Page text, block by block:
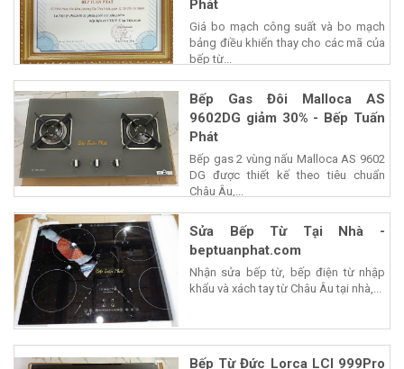
Phát
Giá bo mạch công suất và bo mạch
bảng điều khiển thay cho các mã của
bếp từ...
Bếp Gas Đôi Malloca AS
9602DG giảm 30% - Bếp Tuấn
Phát
Bếp gas 2 vùng nấu Malloca AS 9602
DG được thiết kế theo tiêu chuẩn
Châu Âu,...
Sửa Bếp Từ Tại Nhà -
beptuanphat.com
Nhận sửa bếp từ, bếp điện từ nhập
khẩu và xách tay từ Châu Âu tại nhà,...
Bếp Từ Đức Lorca LCI 999Pro